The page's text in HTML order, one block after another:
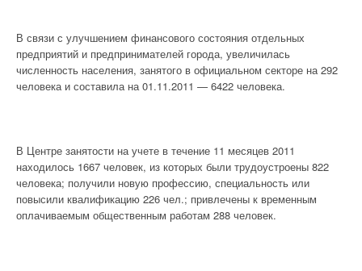
В связи с улучшением финансового состояния отдельных
предприятий и предпринимателей города, увеличилась
численность населения, занятого в официальном секторе на 292
человека и составила на 01.11.2011 — 6422 человека.
В Центре занятости на учете в течение 11 месяцев 2011
находилось 1667 человек, из которых были трудоустроены 822
человека; получили новую профессию, специальность или
повысили квалификацию 226 чел.; привлечены к временным
оплачиваемым общественным работам 288 человек.